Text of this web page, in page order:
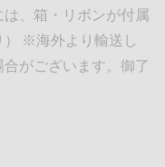
、箱・リボンが付属
※海外より輸送し
がございます。御了